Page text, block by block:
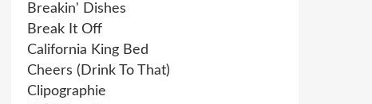
Breakin' Dishes
Break It Off
California King Bed
Cheers (Drink To That)
Clipographie